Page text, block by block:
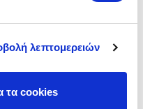
λεπτομερειών
τα cookies